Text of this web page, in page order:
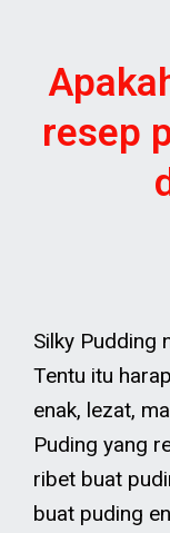
resep
Silky Pudding
Tentu itu
enak, lezat,
Puding yang
ribet buat
buat puding